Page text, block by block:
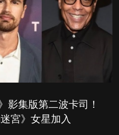
影集版第二波卡司！
宮》女星加入